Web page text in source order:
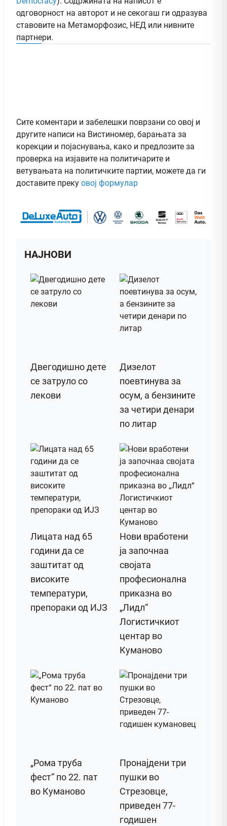
одговорност на авторот и не секогаш ги одразува
ставовите на Метаморфозис, НЕД или нивните
партнери.
Сите коментари и забелешки поврзани со овој и
другите написи на Вистиномер, барањата за
корекции и појаснувања, како и предлозите за
проверка на изјавите на политичарите и
ветувањата на политичките партии, можете да ги
доставите преку овој формулар
НАЈНОВИ
Двегодишно дете
се затруло со
лекови
Дизелот
поeвтинува за
осум, а бензините
за четири денари
по литар
Лицата над 65
години да се
заштитат од
високите
температури,
препораки од ИЈЗ
Нови вработени
ја започнаа
својата
професионална
приказна во
„Лидл“
Логистичкиот
центар во
Куманово
„Рома труба
фест“ по 22. пат
во Куманово
Пронајдени три
пушки во
Стрезовце,
приведен 77-
годишен